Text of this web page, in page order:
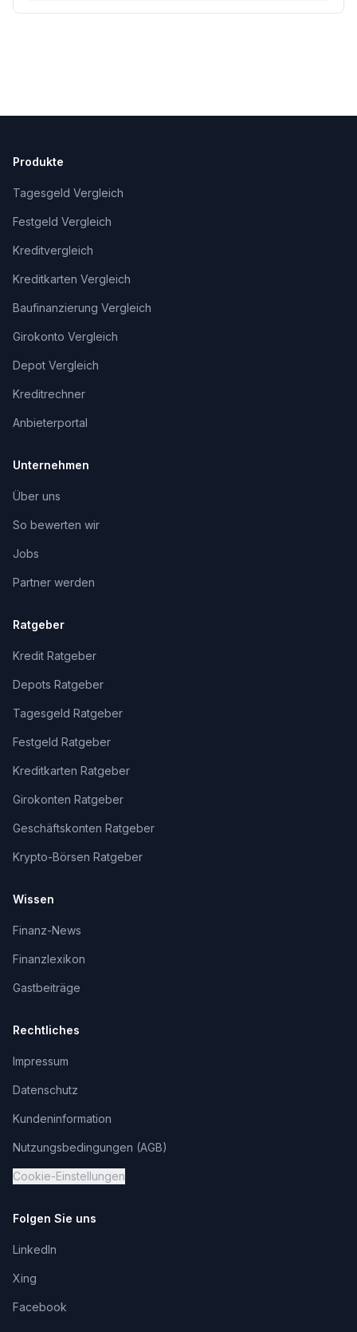
Produkte
Tagesgeld Vergleich
Festgeld Vergleich
Kreditvergleich
Kreditkarten Vergleich
Baufinanzierung Vergleich
Girokonto Vergleich
Depot Vergleich
Kreditrechner
Anbieterportal
Unternehmen
Über uns
So bewerten wir
Jobs
Partner werden
Ratgeber
Kredit Ratgeber
Depots Ratgeber
Tagesgeld Ratgeber
Festgeld Ratgeber
Kreditkarten Ratgeber
Girokonten Ratgeber
Geschäftskonten Ratgeber
Krypto-Börsen Ratgeber
Wissen
Finanz-News
Finanzlexikon
Gastbeiträge
Rechtliches
Impressum
Datenschutz
Kundeninformation
Nutzungsbedingungen (AGB)
Cookie-Einstellungen
Folgen Sie uns
LinkedIn
Xing
Facebook